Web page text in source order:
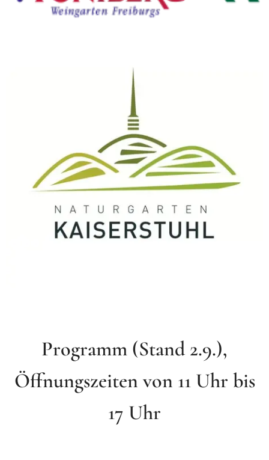
Programm (Stand 2.9.),
Öffnungszeiten von 11 Uhr bis
17 Uhr